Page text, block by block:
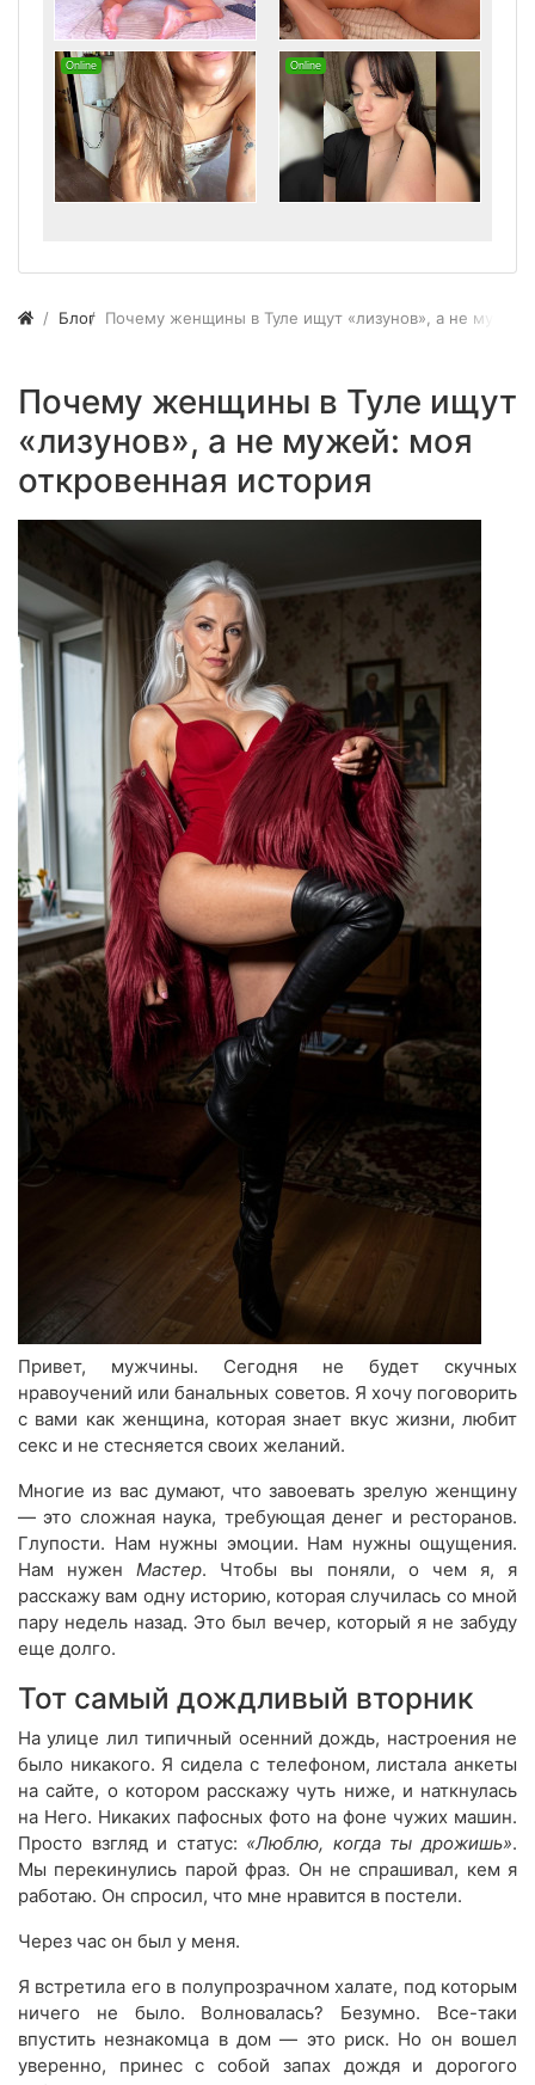
Блог Почему женщины в Туле ищут «лизунов», а не мужей:
Почему женщины в Туле ищут
«лизунов», а не мужей: моя
откровенная история
Привет, мужчины. Сегодня не будет скучных
нравоучений или банальных советов. Я хочу поговорить
с вами как женщина, которая знает вкус жизни, любит
секс и не стесняется своих желаний.
Многие из вас думают, что завоевать зрелую женщину
— это сложная наука, требующая денег и ресторанов.
Глупости. Нам нужны эмоции. Нам нужны ощущения.
Нам нуженМастер. Чтобы вы поняли, о чем я, я
расскажу вам одну историю, которая случилась со мной
пару недель назад. Это был вечер, который я не забуду
еще долго.
Тот самый дождливый вторник
На улице лил типичный осенний дождь, настроения не
было никакого. Я сидела с телефоном, листала анкеты
на сайте, о котором расскажу чуть ниже, и наткнулась
на Него. Никаких пафосных фото на фоне чужих машин.
Просто взгляд и статус: «Люблю, когда ты дрожишь».
Мы перекинулись парой фраз. Он не спрашивал, кем я
работаю. Он спросил, что мне нравится в постели.
Через час он был у меня.
Я встретила его в полупрозрачном халате, под которым
ничего не было. Волновалась? Безумно. Все-таки
впустить незнакомца в дом — это риск. Но он вошел
уверенно, принес с собой запах дождя и дорогого